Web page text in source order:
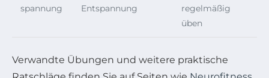
spannung
Entspannung
regelmäßig
üben
Verwandte Übungen und weitere praktische